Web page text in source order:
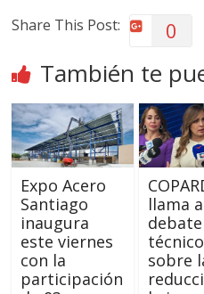
Share This Post: 0
También te
Expo Acero
Santiago
inaugura
este viernes
con la
participación
llama
debate
técnico
sobre